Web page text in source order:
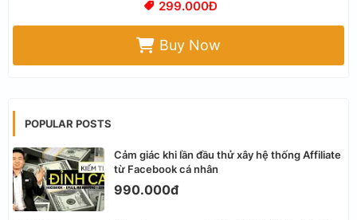
299.000Đ
Buy Now
POPULAR POSTS
Cảm giác khi lần đầu thử xây hệ thống Affiliate
từ Facebook cá nhân
990.000đ